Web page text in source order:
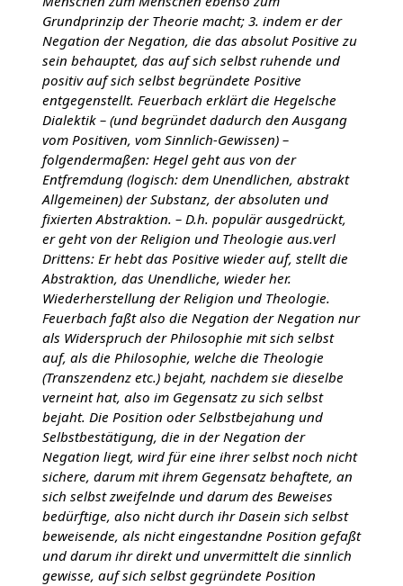
Grundprinzip der Theorie macht; 3. indem er der
Negation der Negation, die das absolut Positive zu
sein behauptet, das auf sich selbst ruhende und
positiv auf sich selbst begründete Positive
entgegenstellt. Feuerbach erklärt die Hegelsche
Dialektik – (und begründet dadurch den Ausgang
vom Positiven, vom Sinnlich-Gewissen) –
folgendermaßen: Hegel geht aus von der
Entfremdung (logisch: dem Unendlichen, abstrakt
Allgemeinen) der Substanz, der absoluten und
fixierten Abstraktion. – D.h. populär ausgedrückt,
er geht von der Religion und Theologie aus.verl
Drittens: Er hebt das Positive wieder auf, stellt die
Abstraktion, das Unendliche, wieder her.
Wiederherstellung der Religion und Theologie.
Feuerbach faßt also die Negation der Negation nur
als Widerspruch der Philosophie mit sich selbst
auf, als die Philosophie, welche die Theologie
(Transzendenz etc.) bejaht, nachdem sie dieselbe
verneint hat, also im Gegensatz zu sich selbst
bejaht. Die Position oder Selbstbejahung und
Selbstbestätigung, die in der Negation der
Negation liegt, wird für eine ihrer selbst noch nicht
sichere, darum mit ihrem Gegensatz behaftete, an
sich selbst zweifelnde und darum des Beweises
bedürftige, also nicht durch ihr Dasein sich selbst
beweisende, als nicht eingestandne Position gefaßt
und darum ihr direkt und unvermittelt die sinnlich
gewisse, auf sich selbst gegründete Position